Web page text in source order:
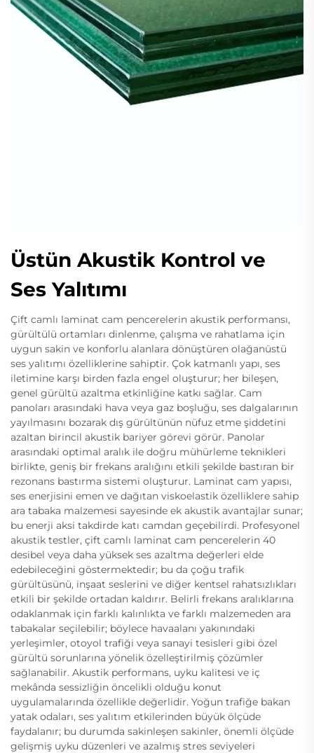
Üstün Akustik Kontrol ve
Ses Yalıtımı
Çift camlı laminat cam pencerelerin akustik performansı,
gürültülü ortamları dinlenme, çalışma ve rahatlama için
uygun sakin ve konforlu alanlara dönüştüren olağanüstü
ses yalıtımı özelliklerine sahiptir. Çok katmanlı yapı, ses
iletimine karşı birden fazla engel oluşturur; her bileşen,
genel gürültü azaltma etkinliğine katkı sağlar. Cam
panoları arasındaki hava veya gaz boşluğu, ses dalgalarının
yayılmasını bozarak dış gürültünün nüfuz etme şiddetini
azaltan birincil akustik bariyer görevi görür. Panolar
arasındaki optimal aralık ile doğru mühürleme teknikleri
birlikte, geniş bir frekans aralığını etkili şekilde bastıran bir
rezonans bastırma sistemi oluşturur. Laminat cam yapısı,
ses enerjisini emen ve dağıtan viskoelastik özelliklere sahip
ara tabaka malzemesi sayesinde ek akustik avantajlar sunar;
bu enerji aksi takdirde katı camdan geçebilirdi. Profesyonel
akustik testler, çift camlı laminat cam pencerelerin 40
desibel veya daha yüksek ses azaltma değerleri elde
edebileceğini göstermektedir; bu da çoğu trafik
gürültüsünü, inşaat seslerini ve diğer kentsel rahatsızlıkları
etkili bir şekilde ortadan kaldırır. Belirli frekans aralıklarına
odaklanmak için farklı kalınlıkta ve farklı malzemeden ara
tabakalar seçilebilir; böylece havaalanı yakınındaki
yerleşimler, otoyol trafiği veya sanayi tesisleri gibi özel
gürültü sorunlarına yönelik özelleştirilmiş çözümler
sağlanabilir. Akustik performans, uyku kalitesi ve iç
mekânda sessizliğin öncelikli olduğu konut
uygulamalarında özellikle değerlidir. Yoğun trafiğe bakan
yatak odaları, ses yalıtım etkilerinden büyük ölçüde
faydalanır; bu durumda sakinleşen sakinler, önemli ölçüde
gelişmiş uyku düzenleri ve azalmış stres seviyeleri